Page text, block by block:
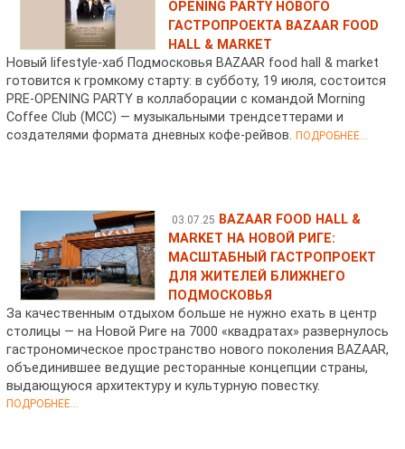
OPENING PARTY НОВОГО
ГАСТРОПРОЕКТА BAZAAR FOOD
HALL & MARKET
Новый lifestyle-хаб Подмосковья BAZAAR food hall & market
готовится к громкому старту: в субботу, 19 июля, состоится
PRE-OPENING PARTY в коллаборации с командой Morning
Coffee Club (MCC) — музыкальными трендсеттерами и
создателями формата дневных кофе-рейвов.ПОДРОБНЕЕ...
03.07.25 BAZAAR FOOD HALL &
MARKET НА НОВОЙ РИГЕ:
МАСШТАБНЫЙ ГАСТРОПРОЕКТ
ДЛЯ ЖИТЕЛЕЙ БЛИЖНЕГО
ПОДМОСКОВЬЯ
За качественным отдыхом больше не нужно ехать в центр
столицы — на Новой Риге на 7000 «квадратах» развернулось
гастрономическое пространство нового поколения BAZAAR,
объединившее ведущие ресторанные концепции страны,
выдающуюся архитектуру и культурную повестку.
ПОДРОБНЕЕ...